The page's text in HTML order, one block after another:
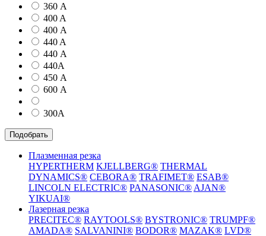
360 А
400 A
400 А
440 A
440 А
440А
450 А
600 А
300А
Подобрать
Плазменная резка
HYPERTHERM KJELLBERG® THERMAL
DYNAMICS® CEBORA® TRAFIMET® ESAB®
LINCOLN ELECTRIC® PANASONIC® AJAN®
YIKUAI®
Лазерная резка
PRECITEC® RAYTOOLS® BYSTRONIC® TRUMPF®
AMADA® SALVANINI® BODOR® MAZAK® LVD®